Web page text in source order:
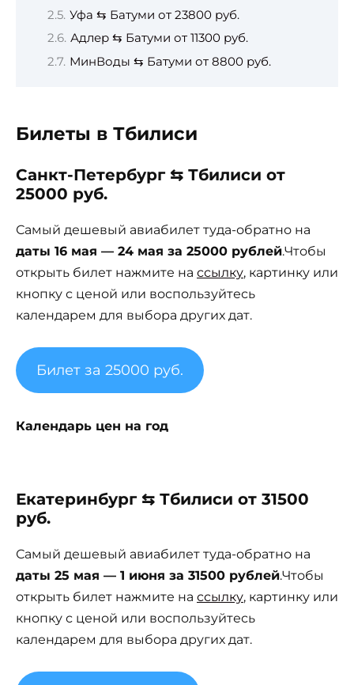
Уфа ⇆ Батуми от 23800 руб.
Адлер ⇆ Батуми от 11300 руб.
МинВоды ⇆ Батуми от 8800 руб.
Билеты в Тбилиси
Санкт-Петербург ⇆ Тбилиси от
25000 руб.
Самый дешевый авиабилет туда-обратно на
даты 16 мая — 24 мая за 25000 рублей.Чтобы
открыть билет нажмите на ссылку, картинку или
кнопку с ценой или воспользуйтесь
календарем для выбора других дат.
Билет за 25000 руб.
Календарь цен на год
Екатеринбург ⇆ Тбилиси от 31500
руб.
Самый дешевый авиабилет туда-обратно на
даты 25 мая — 1 июня за 31500 рублей.Чтобы
открыть билет нажмите на ссылку, картинку или
кнопку с ценой или воспользуйтесь
календарем для выбора других дат.